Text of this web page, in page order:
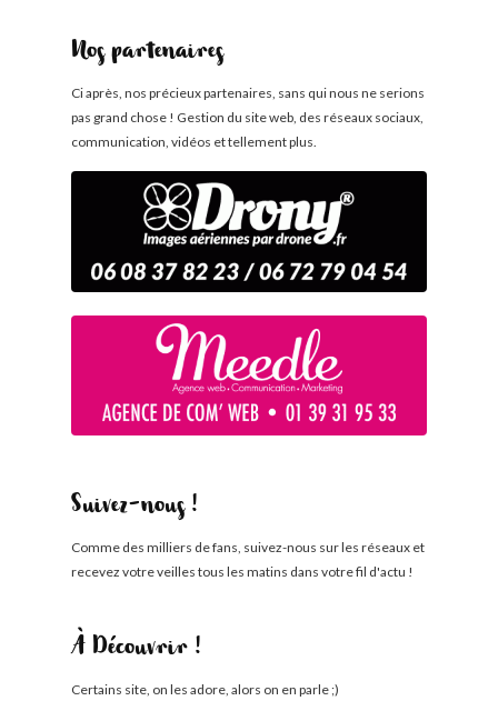
Nos partenaires
Ci après, nos précieux partenaires, sans qui nous ne serions
pas grand chose ! Gestion du site web, des réseaux sociaux,
communication, vidéos et tellement plus.
Suivez-nous !
Comme des milliers de fans, suivez-nous sur les réseaux et
recevez votre veilles tous les matins dans votre fil d'actu !
À Découvrir !
Certains site, on les adore, alors on en parle ;)